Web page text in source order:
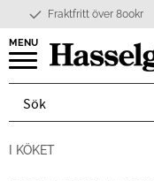
Meny
Fraktfritt över 800kr
I KÖKET